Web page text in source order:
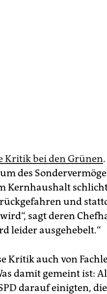
Kritik bei den Grünen
des
Kernhaushalt
und
sagt deren
leider ausgehebelt.“
Kritik auch von
damit gemeint ist:
darauf einigten,